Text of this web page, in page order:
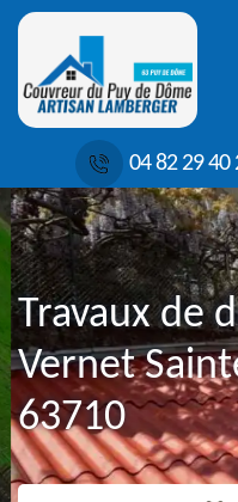
04 82 29 40
Travaux de
Vernet
63710